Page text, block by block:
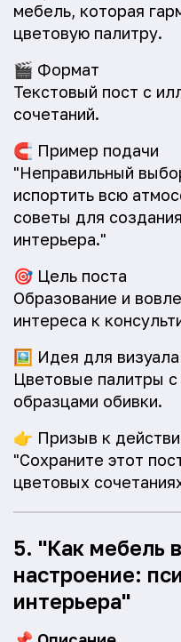
мебель, которая
цветовую палитру.
🎬 Формат
Текстовый пост с
сочетаний.
🧲 Пример подачи
"Неправильный
испортить всю
советы для
интерьера."
🎯 Цель поста
Образование и
интереса к
🖼️ Идея для визуала
Цветовые палитры
образцами обивки.
👉 Призыв к
"Сохраните этот
цветовых
5. "Как мебель
настроение:
интерьера"